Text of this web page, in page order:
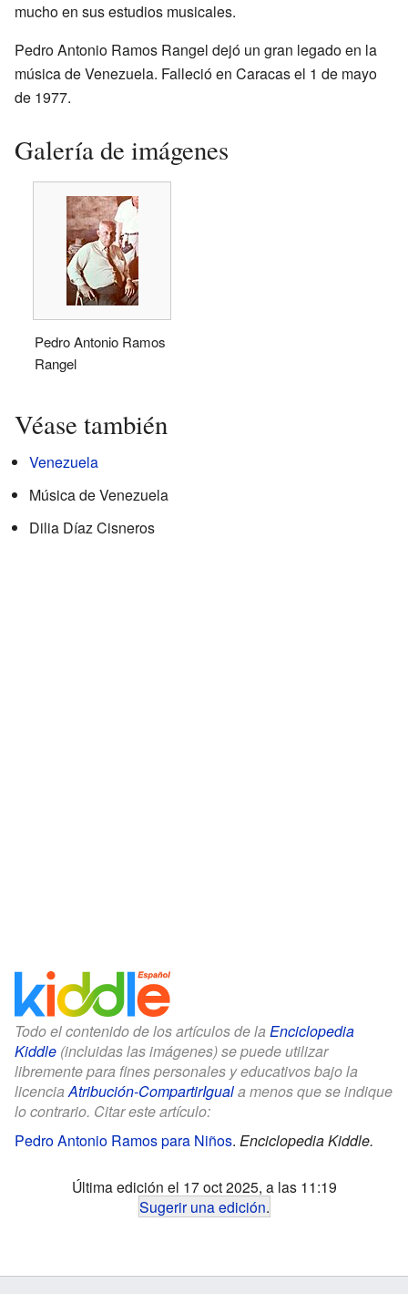
mucho en sus estudios musicales.
Pedro Antonio Ramos Rangel dejó un gran legado en la
música de Venezuela. Falleció en Caracas el 1 de mayo
de 1977.
Galería de imágenes
Pedro Antonio Ramos
Rangel
Véase también
Venezuela
Música de Venezuela
Dilia Díaz Cisneros
Todo el contenido de los artículos de la Enciclopedia
Kiddle (incluidas las imágenes) se puede utilizar
libremente para fines personales y educativos bajo la
licenciaAtribución-CompartirIguala menos que se indique
lo contrario. Citar este artículo:
Pedro Antonio Ramos para Niños. Enciclopedia Kiddle.
Última edición el 17 oct 2025, a las 11:19
Sugerir una edición.